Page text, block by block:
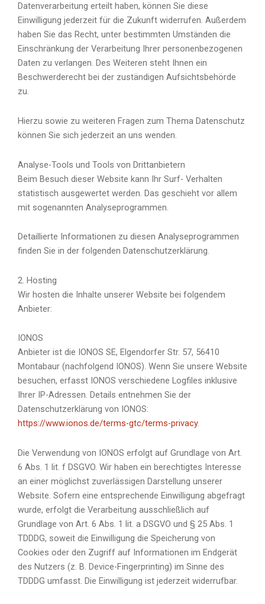
Datenverarbeitung erteilt haben, können Sie diese
Einwilligung jederzeit für die Zukunft widerrufen. Außerdem
haben Sie das Recht, unter bestimmten Umständen die
Einschränkung der Verarbeitung Ihrer personenbezogenen
Daten zu verlangen. Des Weiteren steht Ihnen ein
Beschwerderecht bei der zuständigen Aufsichtsbehörde
zu.
Hierzu sowie zu weiteren Fragen zum Thema Datenschutz
können Sie sich jederzeit an uns wenden.
Analyse-Tools und Tools von Dritt­anbietern
Beim Besuch dieser Website kann Ihr Surf- Verhalten
statistisch ausgewertet werden. Das geschieht vor allem
mit sogenannten Analyseprogrammen.
Detaillierte Informationen zu diesen Analyseprogrammen
finden Sie in der folgenden Datenschutzerklärung.
2. Hosting
Wir hosten die Inhalte unserer Website bei folgendem
Anbieter:
IONOS
Anbieter ist die IONOS SE, Elgendorfer Str. 57, 56410
Montabaur (nachfolgend IONOS). Wenn Sie unsere Website
besuchen, erfasst IONOS verschiedene Logfiles inklusive
Ihrer IP-Adressen. Details entnehmen Sie der
Datenschutzerklärung von IONOS:
https://www.ionos.de/terms-gtc/terms-privacy.
Die Verwendung von IONOS erfolgt auf Grundlage von Art.
6 Abs. 1 lit. f DSGVO. Wir haben ein berechtigtes Interesse
an einer möglichst zuverlässigen Darstellung unserer
Website. Sofern eine entsprechende Einwilligung abgefragt
wurde, erfolgt die Verarbeitung ausschließlich auf
Grundlage von Art. 6 Abs. 1 lit. a DSGVO und § 25 Abs. 1
TDDDG, soweit die Einwilligung die Speicherung von
Cookies oder den Zugriff auf Informationen im Endgerät
des Nutzers (z. B. Device-Fingerprinting) im Sinne des
TDDDG umfasst. Die Einwilligung ist jederzeit widerrufbar.